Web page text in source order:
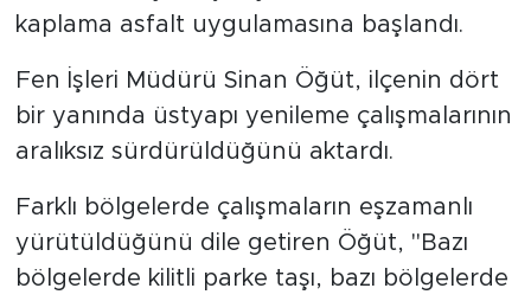
kaplama asfalt uygulamasına başlandı.
Fen İşleri Müdürü Sinan Öğüt, ilçenin dört
bir yanında üstyapı yenileme çalışmalarının
aralıksız sürdürüldüğünü aktardı.
Farklı bölgelerde çalışmaların eşzamanlı
yürütüldüğünü dile getiren Öğüt, "Bazı
bölgelerde kilitli parke taşı, bazı bölgelerde